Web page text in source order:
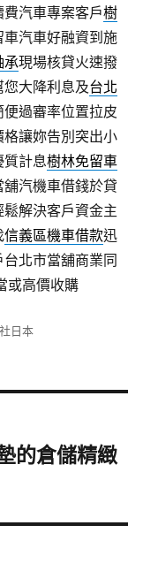
汽車專案客戶樹
汽車好融資到施
承現場核貸火速撥
大降利息及台北
過審率位置拉皮
格讓妳告別突出小
質計息樹林免留車
汽機車借錢於貸
解決客戶資金主
信義區機車借款迅
北市當舖商業同
或高價收購
日本
的倉儲精緻